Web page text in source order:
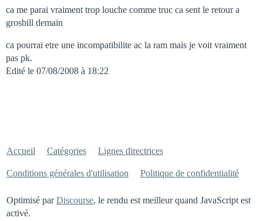
ca me parai vraiment trop louche comme truc ca sent le retour a
grosbill demain
ca pourrai etre une incompatibilite ac la ram mais je voit vraiment
pas pk.
Edité le 07/08/2008 à 18:22
Accueil Catégories Lignes directrices
Conditions générales d'utilisation Politique de confidentialité
Optimisé parDiscourse, le rendu est meilleur quand JavaScript est
activé.